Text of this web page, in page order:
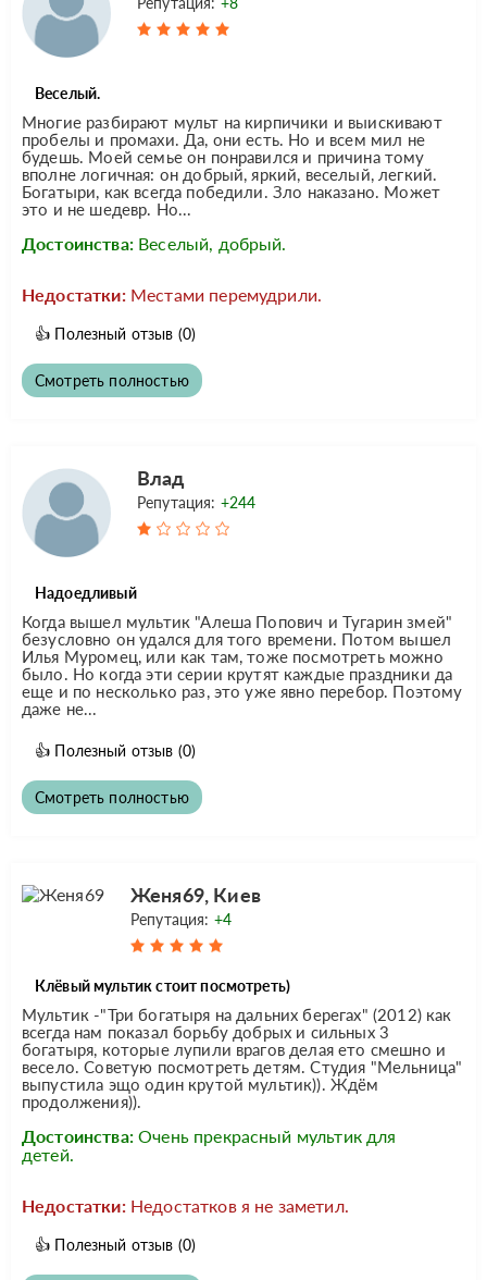
Веселый.
Многие разбирают мульт на кирпичики и выискивают
пробелы и промахи. Да, они есть. Но и всем мил не
будешь. Моей семье он понравился и причина тому
вполне логичная: он добрый, яркий, веселый, легкий.
Богатыри, как всегда победили. Зло наказано. Может
это и не шедевр. Но...
Достоинства: Веселый, добрый.
Недостатки: Местами перемудрили.
👍 Полезный отзыв (0)
Смотреть полностью
Влад
Репутация: +244
Надоедливый
Когда вышел мультик "Алеша Попович и Тугарин змей"
безусловно он удался для того времени. Потом вышел
Илья Муромец, или как там, тоже посмотреть можно
было. Но когда эти серии крутят каждые праздники да
еще и по несколько раз, это уже явно перебор. Поэтому
даже не...
👍 Полезный отзыв (0)
Смотреть полностью
Женя69, Киев
Репутация: +4
Клёвый мультик стоит посмотреть)
Мультик -"Три богатыря на дальних берегах" (2012) как
всегда нам показал борьбу добрых и сильных 3
богатыря, которые лупили врагов делая ето смешно и
весело. Советую посмотреть детям. Студия "Мельница"
выпустила эщо один крутой мультик)). Ждём
продолжения)).
Достоинства: Очень прекрасный мультик для
детей.
Недостатки: Недостатков я не заметил.
👍 Полезный отзыв (0)